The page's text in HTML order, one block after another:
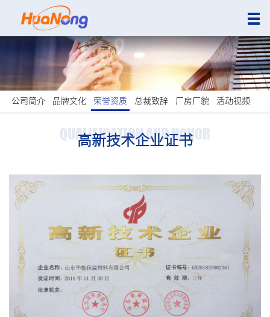
公司简介 品牌文化 荣誉资质 总裁致辞 厂房厂貌 活动视频
QUALIFICATION AND HONOR
高新技术企业证书